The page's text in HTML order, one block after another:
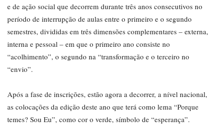
e de ação social que decorrem durante três anos consecutivos no
período de interrupção de aulas entre o primeiro e o segundo
semestres, divididas em três dimensões complementares – externa,
interna e pessoal – em que o primeiro ano consiste no
“acolhimento”, o segundo na “transformação e o terceiro no
“envio”.
Após a fase de inscrições, estão agora a decorrer, a nível nacional,
as colocações da edição deste ano que terá como lema “Porque
temes? Sou Eu”, como cor o verde, símbolo de “esperança”.